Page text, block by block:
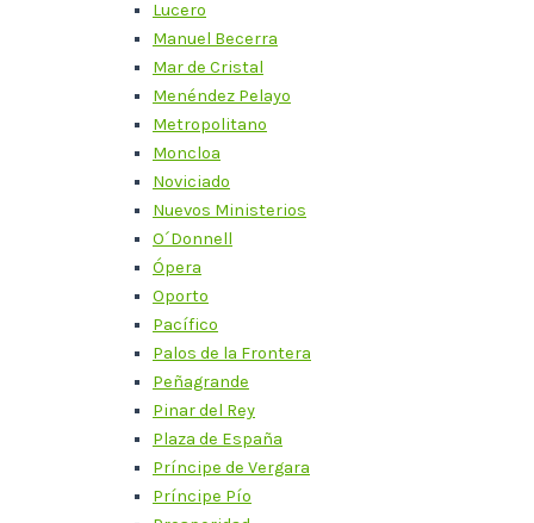
Lucero
Manuel Becerra
Mar de Cristal
Menéndez Pelayo
Metropolitano
Moncloa
Noviciado
Nuevos Ministerios
O´Donnell
Ópera
Oporto
Pacífico
Palos de la Frontera
Peñagrande
Pinar del Rey
Plaza de España
Príncipe de Vergara
Príncipe Pío